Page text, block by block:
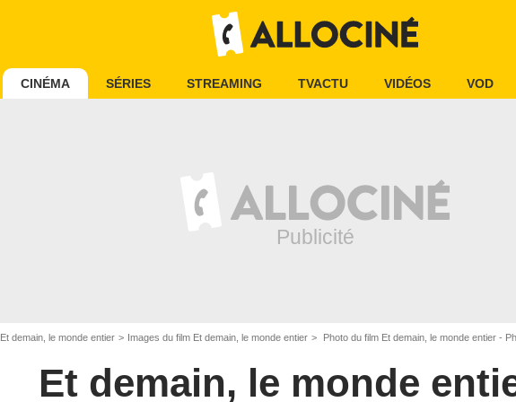
CINÉMA SÉRIES STREAMING TVACTU VIDÉOS VOD
Et demain, le monde entier Images du film Et demain, le monde entier Photo du film Et demain, le monde entier -
Et demain, le monde